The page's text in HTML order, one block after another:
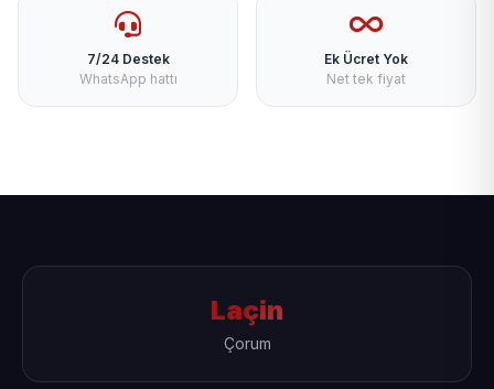
7/24 Destek
WhatsApp hattı
Ek Ücret Yok
Net tek fiyat
Laçin
Çorum